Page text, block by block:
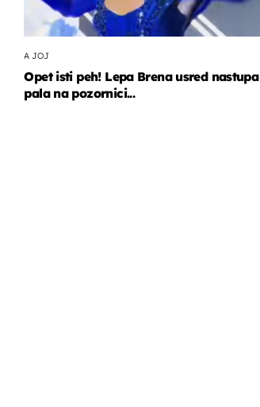
A JOJ
Opet isti peh! Lepa Brena usred nastupa
pala na pozornici...